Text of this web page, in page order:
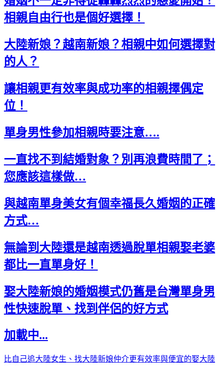
相親自由行也是個好選擇！
大陸新娘？越南新娘？相親中如何選擇對
的人？
讓相親更有效率與成功率的相親擇偶定
位！
單身男性參加相親時要注意….
一直找不到結婚對象？別再浪費時間了；
您應該這樣做…
與越南單身美女有個幸福長久婚姻的正確
方式…
無論到大陸還是越南透過脫單相親娶老婆
都比一直單身好！
娶大陸新娘的婚姻模式仍舊是台灣單身男
性快速脫單、找到伴侶的好方式
加載中...
比自己追大陸女生、找大陸新娘仲介更有效率與便宜的娶大陸